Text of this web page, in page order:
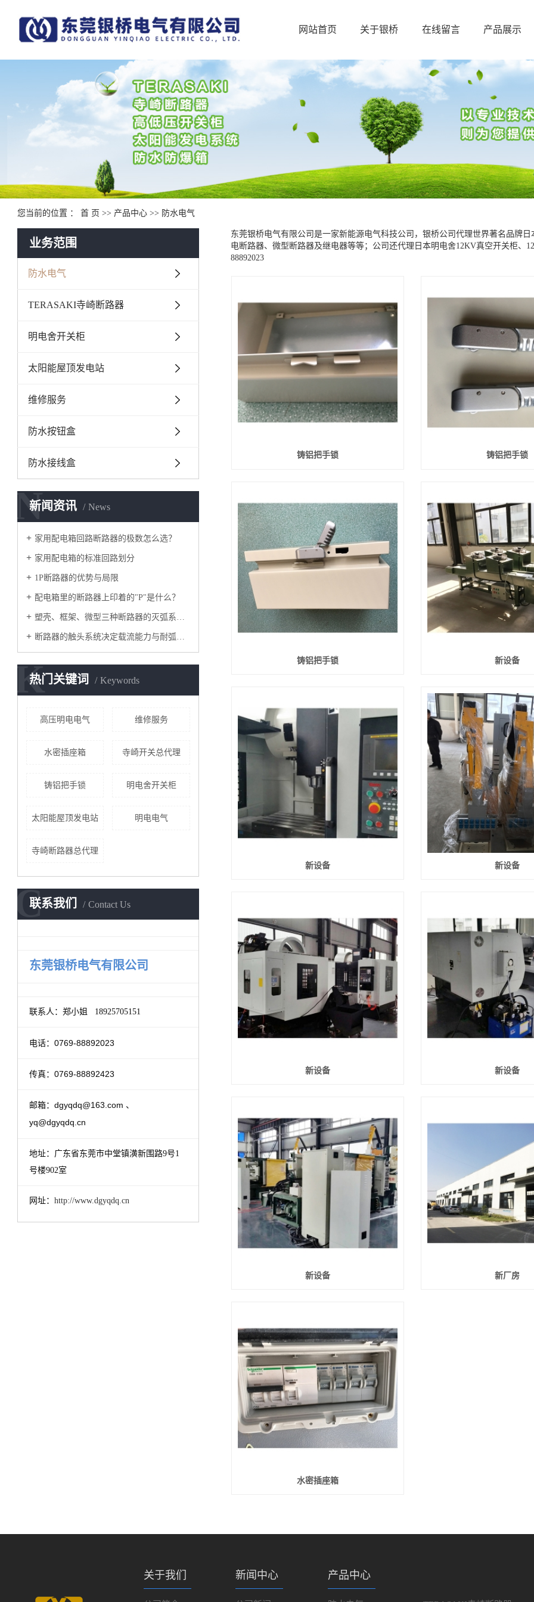
网站首页 关于银桥 在线留言 产品展示
您当前的位置 ： 首 页 >> 产品中心>> 防水电气
业务范围
防水电气
TERASAKI寺崎断路器
明电舍开关柜
太阳能屋顶发电站
维修服务
防水按钮盒
防水接线盒
新闻资讯 News
N
家用配电箱回路断路器的极数怎么选？
家用配电箱的标准回路划分
1P断路器的优势与局限
配电箱里的断路器上印着的"P"是什么？
塑壳、框架、微型三种断路器的灭弧系统有什么区别？
断路器的触头系统决定载流能力与耐弧性能
热门关键词 Keywords
K
高压明电电气 维修服务
水密插座箱 寺崎开关总代理
铸铝把手锁 明电舍开关柜
太阳能屋顶发电站 明电电气
寺崎断路器总代理
联系我们 Contact Us
C
东莞银桥电气有限公司
联系人：郑小姐 18925705151
电话：0769-88892023
传真：0769-88892423
邮箱：dgyqdq@163.com 、
yq@dgyqdq.cn
地址： 广东省东莞市中堂镇潢新围路9号1
号楼902室
网址：http://www.dgyqdq.cn
东莞银桥电气有限公司是一家新能源电气科技公司，银桥公司代理世界著名品牌
电断路器、微型断路器及继电器等等；公司还代理日本明电舍12KV真空开关柜、
88892023
铸铝把手锁 铸铝把手锁
铸铝把手锁 新设备
新设备 新设备
新设备 新设备
新设备 新厂房
水密插座箱
关于我们 新闻中心 产品中心